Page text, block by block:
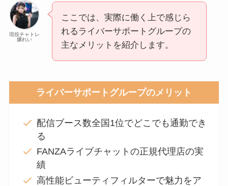
現役チャトレ
嬢れい
ここでは、実際に働く上で感じら
れるライバーサポートグループの
主なメリットを紹介します。
ライバーサポートグループのメリット
配信ブース数全国1位でどこでも通勤でき
る
FANZAライブチャットの正規代理店の実
績
高性能ビューティフィルターで魅力をア